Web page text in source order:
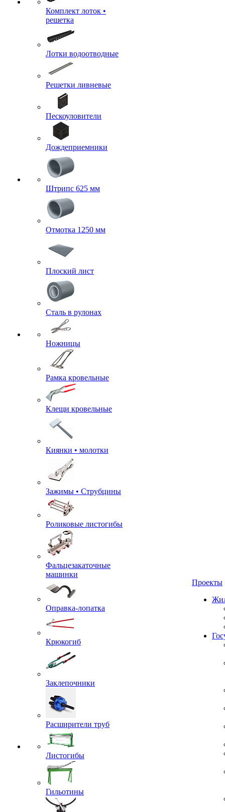
Комплект лоток •
решетка
Лотки водоотводные
Решетки ливневые
Пескоуловители
Дождеприемники
Штрипс 625 мм
Отмотка 1250 мм
Плоский лист
Сталь в рулонах
Ножницы
Рамка кровельные
Клещи кровельные
Киянки • молотки
Зажимы • Струбцины
Роликовые листогибы
Фальцезакаточные
машинки
Оправка-лопатка
Крюкогиб
Заклепочники
Расширители труб
Листогибы
Гильотины